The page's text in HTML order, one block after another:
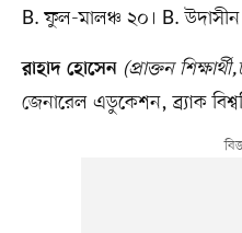
B. ফুল-মালঞ্চ ২০। B. উদাসীন
রাহাদ হোসেন (প্রাক্তন
জেনারেল এডুকেশন, ব্র্যাক